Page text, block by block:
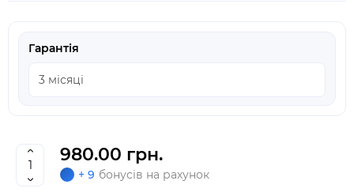
Гарантія
980.00 грн.
+ 9 бонусів на рахунок